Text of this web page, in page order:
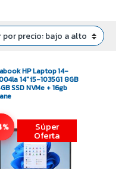
HP Laptop 14-
14″ i5-1035G1 8GB
SSD NVMe + 16gb
Súper
Oferta